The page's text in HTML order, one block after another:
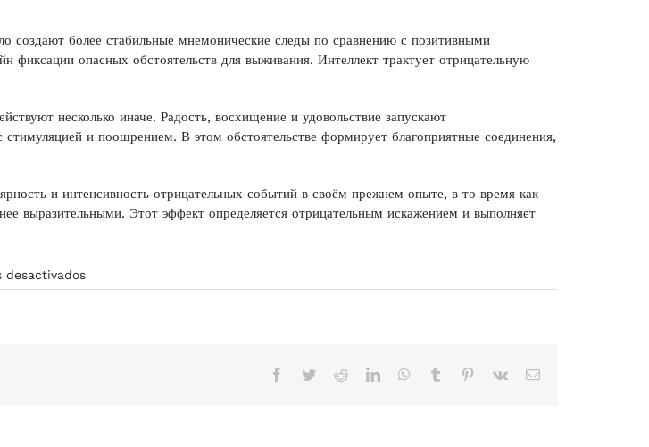
создают более стабильные мнемонические следы по сравнению с позитивными
опасных обстоятельств для выживания. Интеллект трактует отрицательную
несколько иначе. Радость, восхищение и удовольствие запускают
и поощрением. В этом обстоятельстве формирует благоприятные соединения,
и интенсивность отрицательных событий в своём прежнем опыте, в то время как
выразительными. Этот эффект определяется отрицательным искажением и выполняет
desactivadosen
Как
Facebook
TwitterRedditLinkedInWhatsApp
Tumblr Pinterest
Vk
Correo